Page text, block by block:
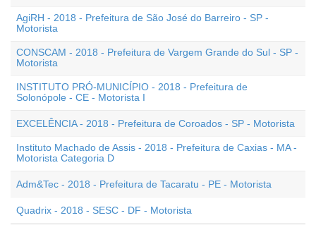
AgiRH - 2018 - Prefeitura de São José do Barreiro - SP -
Motorista
CONSCAM - 2018 - Prefeitura de Vargem Grande do Sul - SP -
Motorista
INSTITUTO PRÓ-MUNICÍPIO - 2018 - Prefeitura de
Solonópole - CE - Motorista I
EXCELÊNCIA - 2018 - Prefeitura de Coroados - SP - Motorista
Instituto Machado de Assis - 2018 - Prefeitura de Caxias - MA -
Motorista Categoria D
Adm&Tec - 2018 - Prefeitura de Tacaratu - PE - Motorista
Quadrix - 2018 - SESC - DF - Motorista